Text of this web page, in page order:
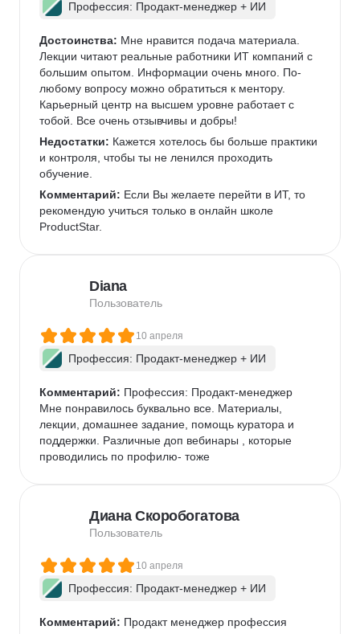
Профессия: Продакт-менеджер + ИИ
Достоинства: Мне нравится подача материала.
Лекции читают реальные работники ИТ компаний с
большим опытом. Информации очень много. По-
любому вопросу можно обратиться к ментору.
Карьерный центр на высшем уровне работает с
тобой. Все очень отзывчивы и добры!
Недостатки: Кажется хотелось бы больше практики
и контроля, чтобы ты не ленился проходить
обучение.
Комментарий: Если Вы желаете перейти в ИТ, то
рекомендую учиться только в онлайн школе
ProductStar.
Diana
Пользователь
10 апреля
Профессия: Продакт-менеджер + ИИ
Комментарий: Профессия: Продакт-менеджер
Мне понравилось буквально все. Материалы,
лекции, домашнее задание, помощь куратора и
поддержки. Различные доп вебинары , которые
проводились по профилю- тоже
Диана Скоробогатова
Пользователь
10 апреля
Профессия: Продакт-менеджер + ИИ
Комментарий: Продакт менеджер профессия